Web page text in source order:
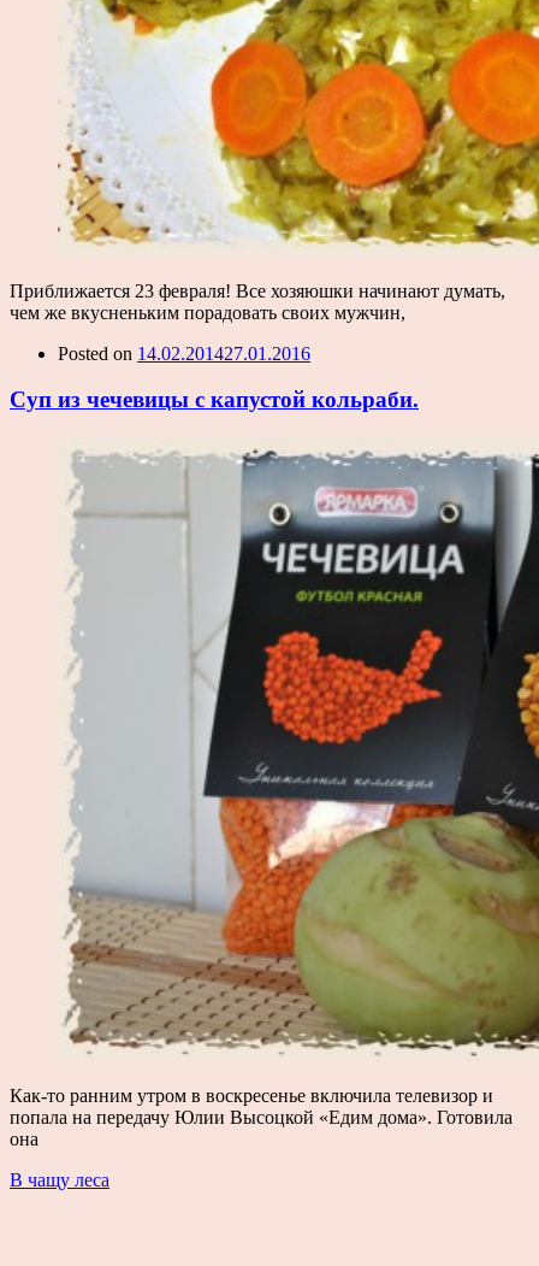
Приближается 23 февраля! Все хозяюшки начинают думать,
чем же вкусненьким порадовать своих мужчин,
Posted on 14.02.201427.01.2016
Суп из чечевицы с капустой кольраби.
Как-то ранним утром в воскресенье включила телевизор и
попала на передачу Юлии Высоцкой «Едим дома». Готовила
она
Posts
В чащу леса